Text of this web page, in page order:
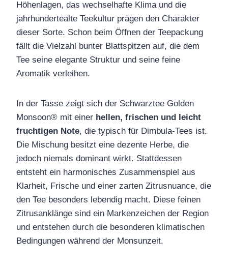
Höhenlagen, das wechselhafte Klima und die
jahrhundertealte Teekultur prägen den Charakter
dieser Sorte. Schon beim Öffnen der Teepackung
fällt die Vielzahl bunter Blattspitzen auf, die dem
Tee seine elegante Struktur und seine feine
Aromatik verleihen.
In der Tasse zeigt sich der Schwarztee Golden
Monsoon® mit einer hellen, frischen und leicht
fruchtigen Note, die typisch für Dimbula‑Tees ist.
Die Mischung besitzt eine dezente Herbe, die
jedoch niemals dominant wirkt. Stattdessen
entsteht ein harmonisches Zusammenspiel aus
Klarheit, Frische und einer zarten Zitrusnuance, die
den Tee besonders lebendig macht. Diese feinen
Zitrusanklänge sind ein Markenzeichen der Region
und entstehen durch die besonderen klimatischen
Bedingungen während der Monsunzeit.